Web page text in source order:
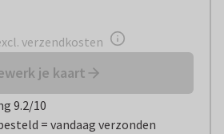
verzendkosten
je kaart
9.2/10
= vandaag verzonden